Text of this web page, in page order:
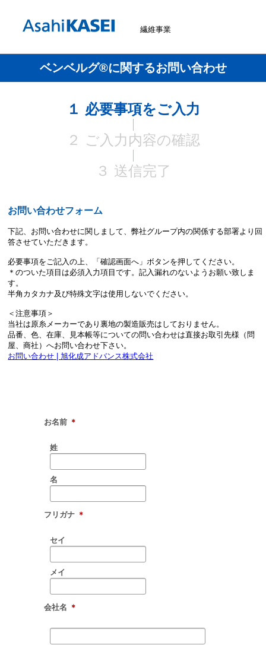
繊維事業
ベンベルグ®に関するお問い合わせ
１ 必要事項をご入力
２ ご入力内容の確認
３ 送信完了
お問い合わせフォーム
下記、お問い合わせに関しまして、弊社グループ内の関係する部署より回
答させていただきます。
必要事項をご記入の上、「確認画面へ」ボタンを押してください。
＊のついた項目は必須入力項目です。記入漏れのないようお願い致しま
す。
半角カタカナ及び特殊文字は使用しないでください。
＜注意事項＞
当社は原糸メーカーであり裏地の製造販売はしておりません。
品番、色、在庫、見本帳等についての問い合わせは直接お取引先様（問
屋、商社）へお問い合わせ下さい。
お問い合わせ | 旭化成アドバンス株式会社
お名前 ＊
姓
名
フリガナ ＊
セイ
メイ
会社名 ＊